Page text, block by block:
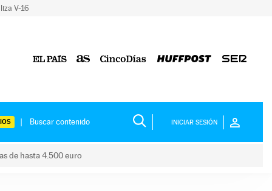
V-16
INICIAR SESIÓN
de hasta 4.500 euro